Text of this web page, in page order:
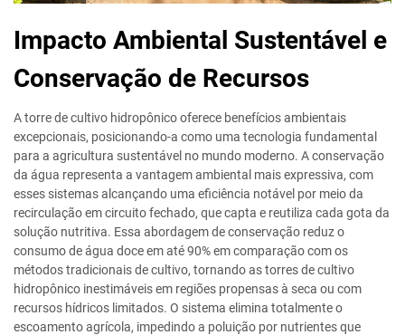
Impacto Ambiental Sustentável e
Conservação de Recursos
A torre de cultivo hidropônico oferece benefícios ambientais
excepcionais, posicionando-a como uma tecnologia fundamental
para a agricultura sustentável no mundo moderno. A conservação
da água representa a vantagem ambiental mais expressiva, com
esses sistemas alcançando uma eficiência notável por meio da
recirculação em circuito fechado, que capta e reutiliza cada gota da
solução nutritiva. Essa abordagem de conservação reduz o
consumo de água doce em até 90% em comparação com os
métodos tradicionais de cultivo, tornando as torres de cultivo
hidropônico inestimáveis em regiões propensas à seca ou com
recursos hídricos limitados. O sistema elimina totalmente o
escoamento agrícola, impedindo a poluição por nutrientes que